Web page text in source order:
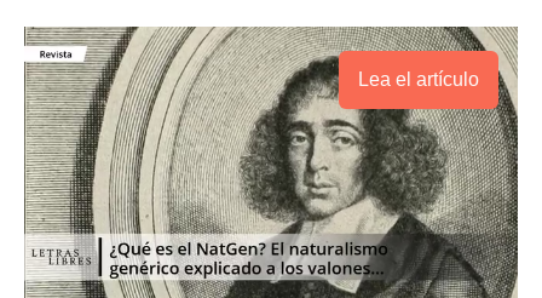
Lea el artículo